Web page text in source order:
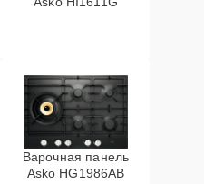
Варочная панель
Asko HG1986AB